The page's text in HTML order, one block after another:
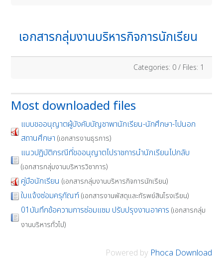
เอกสารกลุ่มงานบริหารกิจการนักเรียน
Categories: 0/ Files: 1
Most downloaded files
แบบขออนุญาตผู้บังคับบัญชาพานักเรียน-นักศึกษา-ไปนอก
สถานศึกษา (เอกสารงานธุรการ)
แนวปฏิบัติกรณีที่ขออนุญาตไปราชการนำนักเรียนไปกลับ
(เอกสารกลุ่มงานบริหารวิชาการ)
คู่มือนักเรียน (เอกสารกลุ่มงานบริหารกิจการนักเรียน)
ใบแจ้งซ่อมครุภัณฑ์ (เอกสารงานพัสดุและทัรพย์สินโรงเรียน)
01บันทึกข้อความการซ่อมแซม ปรับปรุงงานอาคาร (เอกสารกลุ่ม
งานบริหารทั่วไป)
Powered by Phoca Download